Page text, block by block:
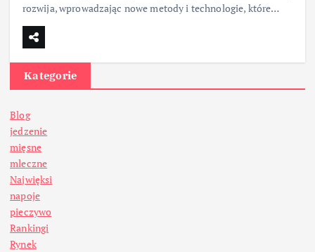
rozwija, wprowadzając nowe metody i technologie, które…
Kategorie
Blog
jedzenie
mięsne
mleczne
Najwięksi
napoje
pieczywo
Rankingi
Rynek